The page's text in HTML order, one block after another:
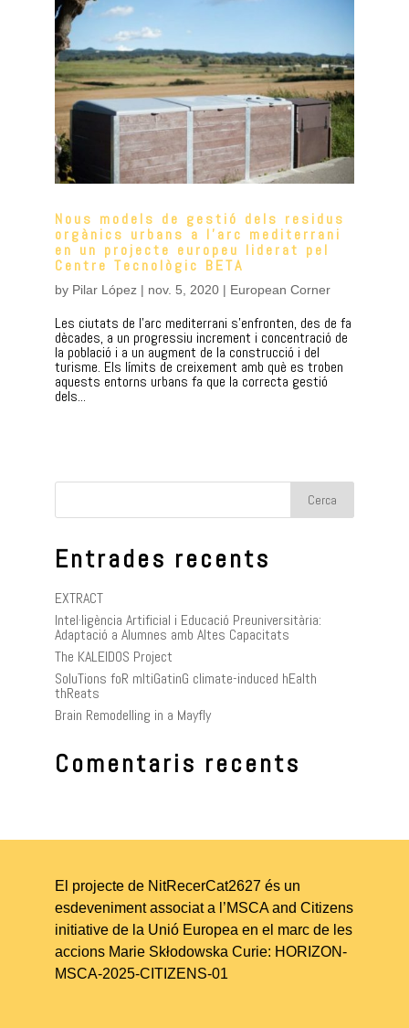
Nous models de gestió dels residus
orgànics urbans a l’arc mediterrani
en un projecte europeu liderat pel
Centre Tecnològic BETA
by Pilar López| nov. 5, 2020| European Corner
Les ciutats de l’arc mediterrani s’enfronten, des de fa
dècades, a un progressiu increment i concentració de
la població i a un augment de la construcció i del
turisme. Els límits de creixement amb què es troben
aquests entorns urbans fa que la correcta gestió
dels...
Entrades recents
EXTRACT
Intel·ligència Artificial i Educació Preuniversitària:
Adaptació a Alumnes amb Altes Capacitats
The KALEIDOS Project
SoluTions foR mItiGatinG climate-induced hEalth
thReats
Brain Remodelling in a Mayfly
Comentaris recents
El projecte de NitRecerCat2627 és un
esdeveniment associat a l’MSCA and Citizens
initiative de la Unió Europea en el marc de les
accions Marie Skłodowska Curie: HORIZON-
MSCA-2025-CITIZENS-01